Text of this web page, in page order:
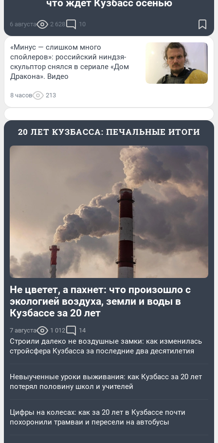
что ждет Кузбасс осенью
6 августа 2 628 10
«Минус — слишком много
спойлеров»: российский ниндзя-
скульптор снялся в сериале «Дом
Дракона». Видео
8 часов 213
20 ЛЕТ КУЗБАССА: ПЕЧАЛЬНЫЕ ИТОГИ
Не цветет, а пахнет: что произошло с
экологией воздуха, земли и воды в
Кузбассе за 20 лет
7 августа 1 012 14
Строили далеко не воздушные замки: как изменилась
стройсфера Кузбасса за последние два десятилетия
Невыученные уроки выживания: как Кузбасс за 20 лет
потерял половину школ и учителей
Цифры на колесах: как за 20 лет в Кузбассе почти
похоронили трамваи и пересели на автобусы